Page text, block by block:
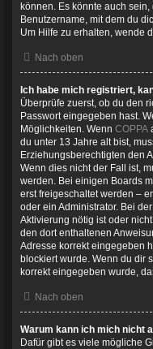
können. Es könnte auch
Benutzername, mit dem du
Um Hilfe zu erhalten, wende
Nach oben
Ich habe mich registriert,
Überprüfe zuerst, ob du den
Passwort eingegeben hast.
Möglichkeiten. Wenn COPPA
du unter 13 Jahre alt bist,
Erziehungsberechtigten den
Wenn dies nicht der Fall ist,
werden. Bei einigen Boards
erst freigeschaltet werden –
oder ein Administrator. Bei
Aktivierung nötig ist oder
den dort enthaltenen
Adresse korrekt eingegeben
blockiert wurde. Wenn du dir
korrekt eingegeben wurde,
Nach oben
Warum kann ich mich nicht
Dafür gibt es viele mögliche